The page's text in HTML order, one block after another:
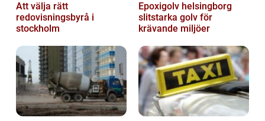
Att välja rätt
redovisningsbyrå i
stockholm
Epoxigolv helsingborg
slitstarka golv för
krävande miljöer